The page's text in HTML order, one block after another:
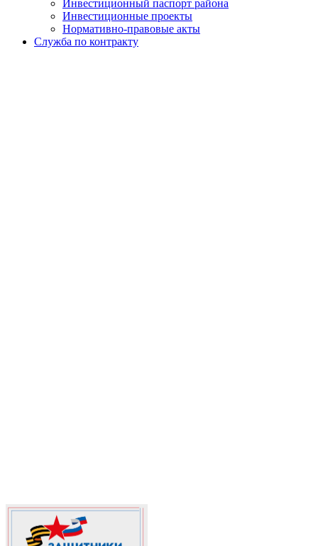
Инвестиционный паспорт района
Инвестиционные проекты
Нормативно-правовые акты
Служба по контракту